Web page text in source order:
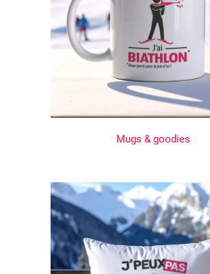
Mugs & goodies